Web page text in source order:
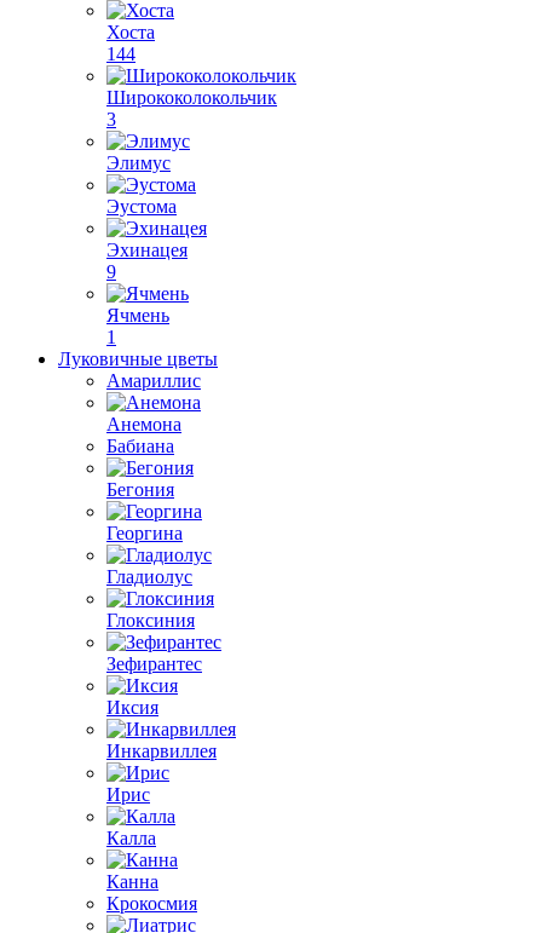
Хоста
144
Ширококолокольчик
3
Элимус
Эустома
Эхинацея
9
Ячмень
1
Луковичные цветы
Амариллис
Анемона
Бабиана
Бегония
Георгина
Гладиолус
Глоксиния
Зефирантес
Иксия
Инкарвиллея
Ирис
Калла
Канна
Крокосмия